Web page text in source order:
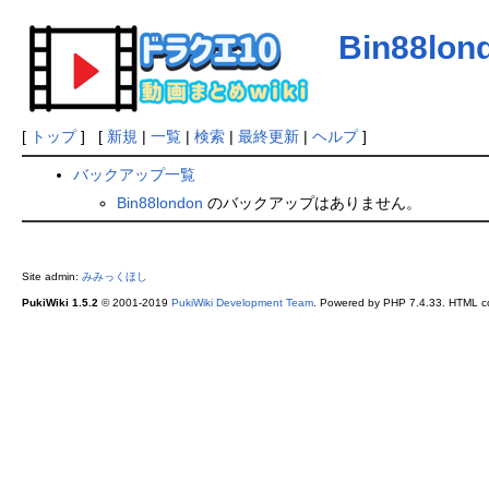
[ トップ] [ 新規 | 一覧| 検索| 最終更新| ヘルプ]
バックアップ一覧
Bin88london のバックアップはありません。
Site admin: みみっくほし
PukiWiki 1.5.2 © 2001-2019 PukiWiki Development Team. Powered by PHP 7.4.33. HTML